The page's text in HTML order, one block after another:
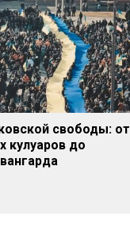
свободы: от
кулуаров до